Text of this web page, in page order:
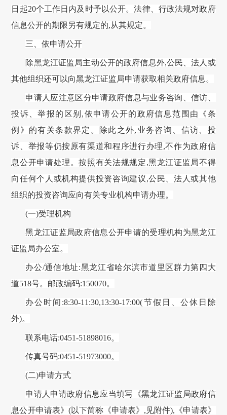
日起20个工作日内及时予以公开。法律、行政法规对政府
信息公开的期限另有规定的,从其规定。
三、依申请公开
除黑龙江证监局主动公开的政府信息外,公民、法人或
其他组织还可以向黑龙江证监局申请获取相关政府信息。
申请人应注意区分申请政府信息与业务咨询、信访、
投诉、举报的区别 ,依申请公开的政府信息范围由《条
例》的有关条款界定。除此之外,业务咨询、信访、投
诉、举报等仍按原有渠道和程序进行办理,不作为政府信
息公开申请处理。按照有关法规规定,黑龙江证监局不得
向任何个人或机构提供投资咨询建议,公民、法人或其他
组织的投资咨询应向有关专业机构申请办理。
(一)受理机构
黑龙江证监局政府信息公开申请的受理机构为黑龙江
证监局办公室。
办公/通信地址:黑龙江省哈尔滨市道里区群力第四大
道518号。邮政编码:150070。
办公时间 :8:30-11:30,13:30-17:00(节假日、公休日除
外)。
联系电话:0451-51898016。
传真号码:0451-51973000。
(二)申请方式
申请人申请政府信息应当填写《黑龙江证监局政府信
息公开申请表》 (以下简称《申请表》,见附件),《申请表》